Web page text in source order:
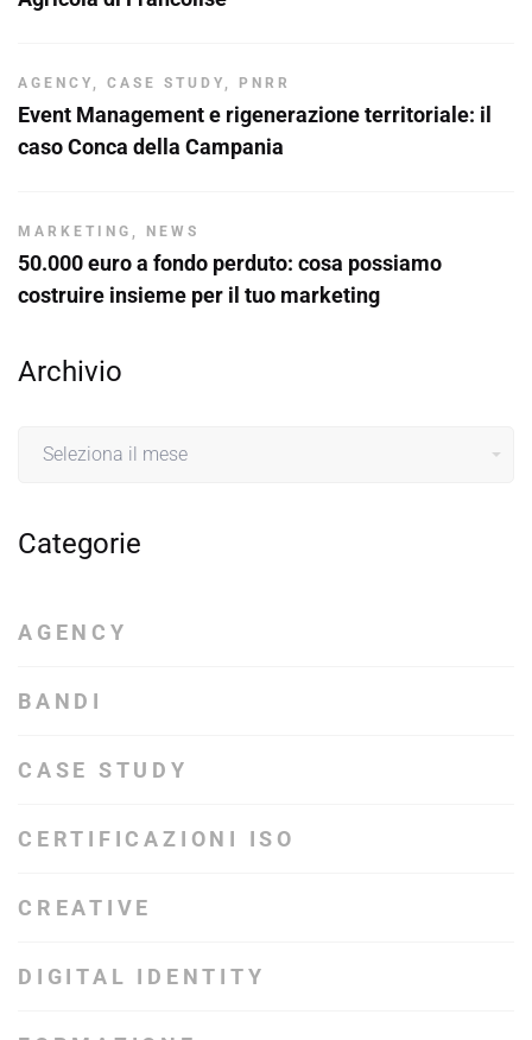
AGENCY , CASE STUDY , PNRR
Event Management e rigenerazione territoriale: il
caso Conca della Campania
MARKETING , NEWS
50.000 euro a fondo perduto: cosa possiamo
costruire insieme per il tuo marketing
Archivio
Categorie
AGENCY
BANDI
CASE STUDY
CERTIFICAZIONI ISO
CREATIVE
DIGITAL IDENTITY